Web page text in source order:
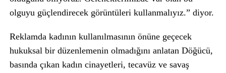
olguyu güçlendirecek görüntüleri kullanmalıyız.” diyor.
Reklamda kadının kullanılmasının önüne geçecek
hukuksal bir düzenlemenin olmadığını anlatan Döğücü,
basında çıkan kadın cinayetleri, tecavüz ve savaş